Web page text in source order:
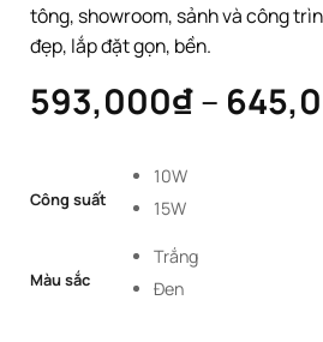
tông, showroom, sảnh và công
đẹp, lắp đặt gọn, bền.
593,000₫–
Công suất
10W
15W
Màu sắc
Trắng
Đen